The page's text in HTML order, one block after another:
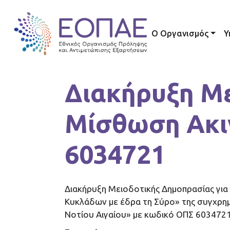
Main
Ο Οργανισμός
Διακήρυξη
Μίσθωση
6034721
Διακήρυξη Μειοδοτικής Δημοπρασίας
Κυκλάδων με έδρα τη Σύρο» της
Νοτίου Αιγαίου» με κωδικό ΟΠΣ